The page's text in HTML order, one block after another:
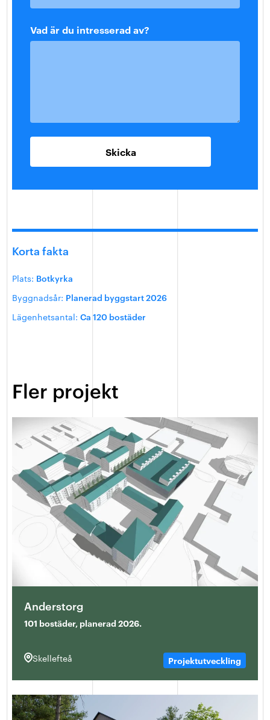
Vad är du intresserad av?
Skicka
Korta fakta
Plats: Botkyrka
Byggnadsår: Planerad byggstart 2026
Lägenhetsantal: Ca 120 bostäder
Fler projekt
Anderstorg
101 bostäder, planerad 2026.
Skellefteå Projektutveckling